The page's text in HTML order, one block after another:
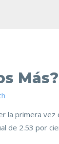
Más?
la primera
de 2.53 por